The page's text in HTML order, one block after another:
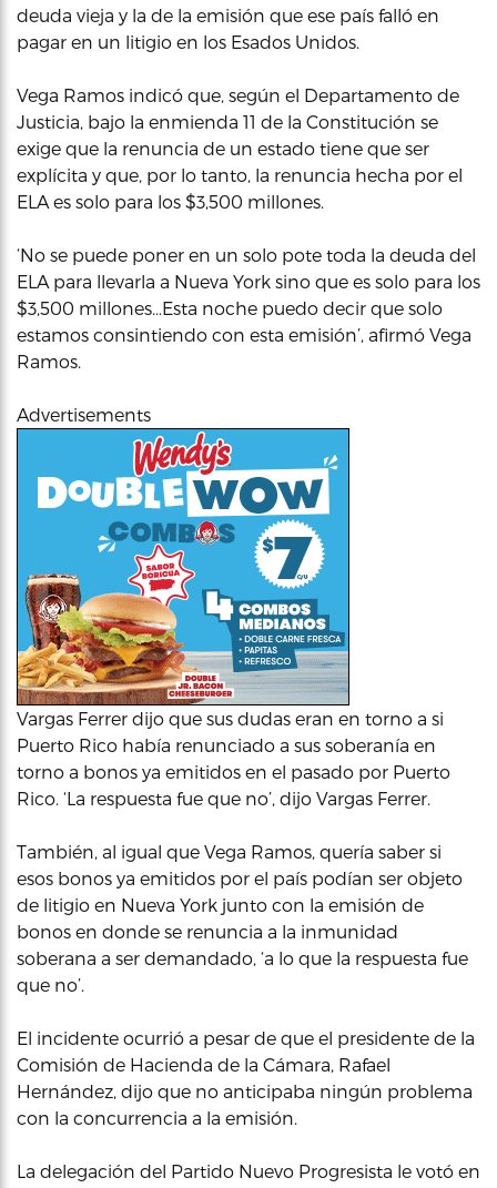
deuda vieja y la de la emisión que ese país falló en
pagar en un litigio en los Esados Unidos.
Vega Ramos indicó que, según el Departamento de
Justicia, bajo la enmienda 11 de la Constitución se
exige que la renuncia de un estado tiene que ser
explícita y que, por lo tanto, la renuncia hecha por el
ELA es solo para los $3,500 millones.
‘No se puede poner en un solo pote toda la deuda del
ELA para llevarla a Nueva York sino que es solo para los
$3,500 millones…Esta noche puedo decir que solo
estamos consintiendo con esta emisión’, afirmó Vega
Ramos.
Advertisements
Vargas Ferrer dijo que sus dudas eran en torno a si
Puerto Rico había renunciado a sus soberanía en
torno a bonos ya emitidos en el pasado por Puerto
Rico. ‘La respuesta fue que no’, dijo Vargas Ferrer.
También, al igual que Vega Ramos, quería saber si
esos bonos ya emitidos por el país podían ser objeto
de litigio en Nueva York junto con la emisión de
bonos en donde se renuncia a la inmunidad
soberana a ser demandado, ‘a lo que la respuesta fue
que no’.
El incidente ocurrió a pesar de que el presidente de la
Comisión de Hacienda de la Cámara, Rafael
Hernández, dijo que no anticipaba ningún problema
con la concurrencia a la emisión.
La delegación del Partido Nuevo Progresista le votó en